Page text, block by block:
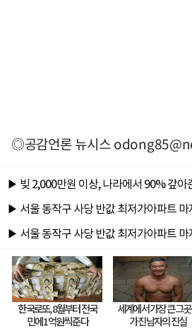
◎공감언론 뉴시스